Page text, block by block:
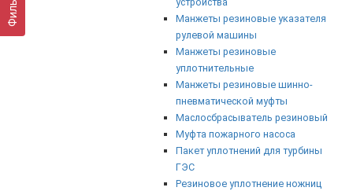
Манжеты резиновые указателя
рулевой машины
Манжеты резиновые
уплотнительные
Манжеты резиновые шинно-
пневматической муфты
Маслосбрасыватель резиновый
Муфта пожарного насоса
Пакет уплотнений для турбины
ГЭС
Резиновое уплотнение ножниц